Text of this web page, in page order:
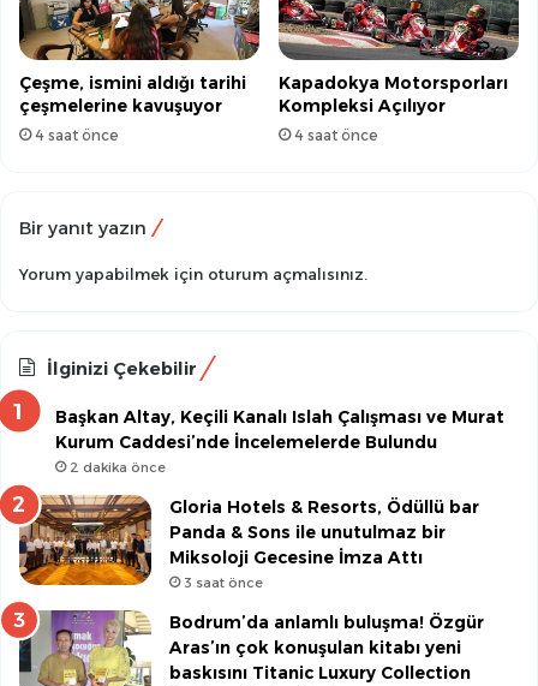
Çeşme, ismini aldığı tarihi
çeşmelerine kavuşuyor
4 saat önce
Kapadokya Motorsporları
Kompleksi Açılıyor
4 saat önce
Bir yanıt yazın
Yorum yapabilmek için oturum açmalısınız
İlginizi Çekebilir
Başkan Altay, Keçili Kanalı Islah Çalışması ve Murat
Kurum Caddesi’nde İncelemelerde Bulundu
2 dakika önce
Gloria Hotels & Resorts, Ödüllü bar
Panda & Sons ile unutulmaz bir
Miksoloji Gecesine İmza Attı
3 saat önce
Bodrum’da anlamlı buluşma! Özgür
Aras’ın çok konuşulan kitabı yeni
baskısını Titanic Luxury Collection